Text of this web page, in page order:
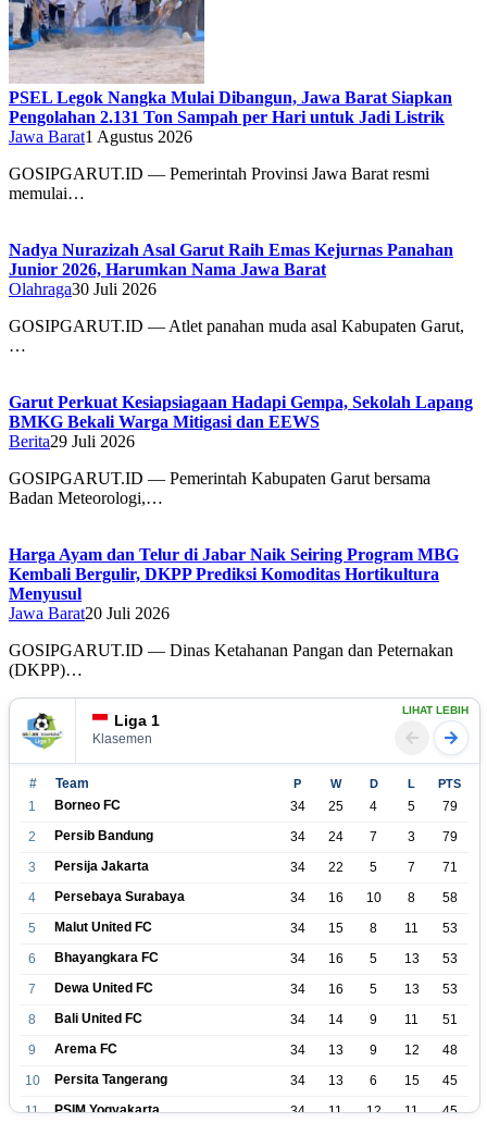
PSEL Legok Nangka Mulai Dibangun, Jawa Barat Siapkan
Pengolahan 2.131 Ton Sampah per Hari untuk Jadi Listrik
Jawa Barat1 Agustus 2026
GOSIPGARUT.ID — Pemerintah Provinsi Jawa Barat resmi
memulai…
Nadya Nurazizah Asal Garut Raih Emas Kejurnas Panahan
Junior 2026, Harumkan Nama Jawa Barat
Olahraga30 Juli 2026
GOSIPGARUT.ID — Atlet panahan muda asal Kabupaten Garut,
…
Garut Perkuat Kesiapsiagaan Hadapi Gempa, Sekolah Lapang
BMKG Bekali Warga Mitigasi dan EEWS
Berita29 Juli 2026
GOSIPGARUT.ID — Pemerintah Kabupaten Garut bersama
Badan Meteorologi,…
Harga Ayam dan Telur di Jabar Naik Seiring Program MBG
Kembali Bergulir, DKPP Prediksi Komoditas Hortikultura
Menyusul
Jawa Barat20 Juli 2026
GOSIPGARUT.ID — Dinas Ketahanan Pangan dan Peternakan
(DKPP)…
Liga 1
Klasemen
LIHAT LEBIH
# Team P W D L PTS
1 Borneo FC 34 25 4 5
79
2
Persib Bandung 34 24 7 3
79
3
Persija Jakarta 34 22 5 7
71
4
Persebaya Surabaya 34 16 10 8
58
5
Malut United FC 34 15 8 11
53
6
Bhayangkara FC 34 16 5 13
53
7
Dewa United FC 34 16 5 13
53
8
Bali United FC 34 14 9 11
51
9
Arema FC 34 13 9 12
48
10
Persita Tangerang 34 13 6 15
45
11
PSIM Yogyakarta 34 11 12 11
45